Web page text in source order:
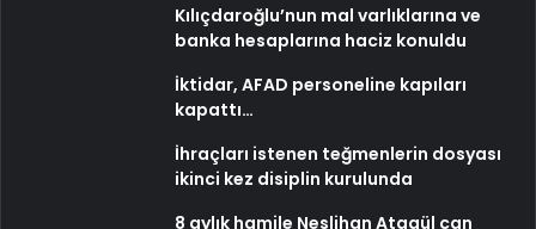
Kılıçdaroğlu’nun mal varlıklarına ve
banka hesaplarına haciz konuldu
İktidar, AFAD personeline kapıları
kapattı…
İhraçları istenen teğmenlerin dosyası
ikinci kez disiplin kurulunda
8 aylık hamile Neslihan Atagül can